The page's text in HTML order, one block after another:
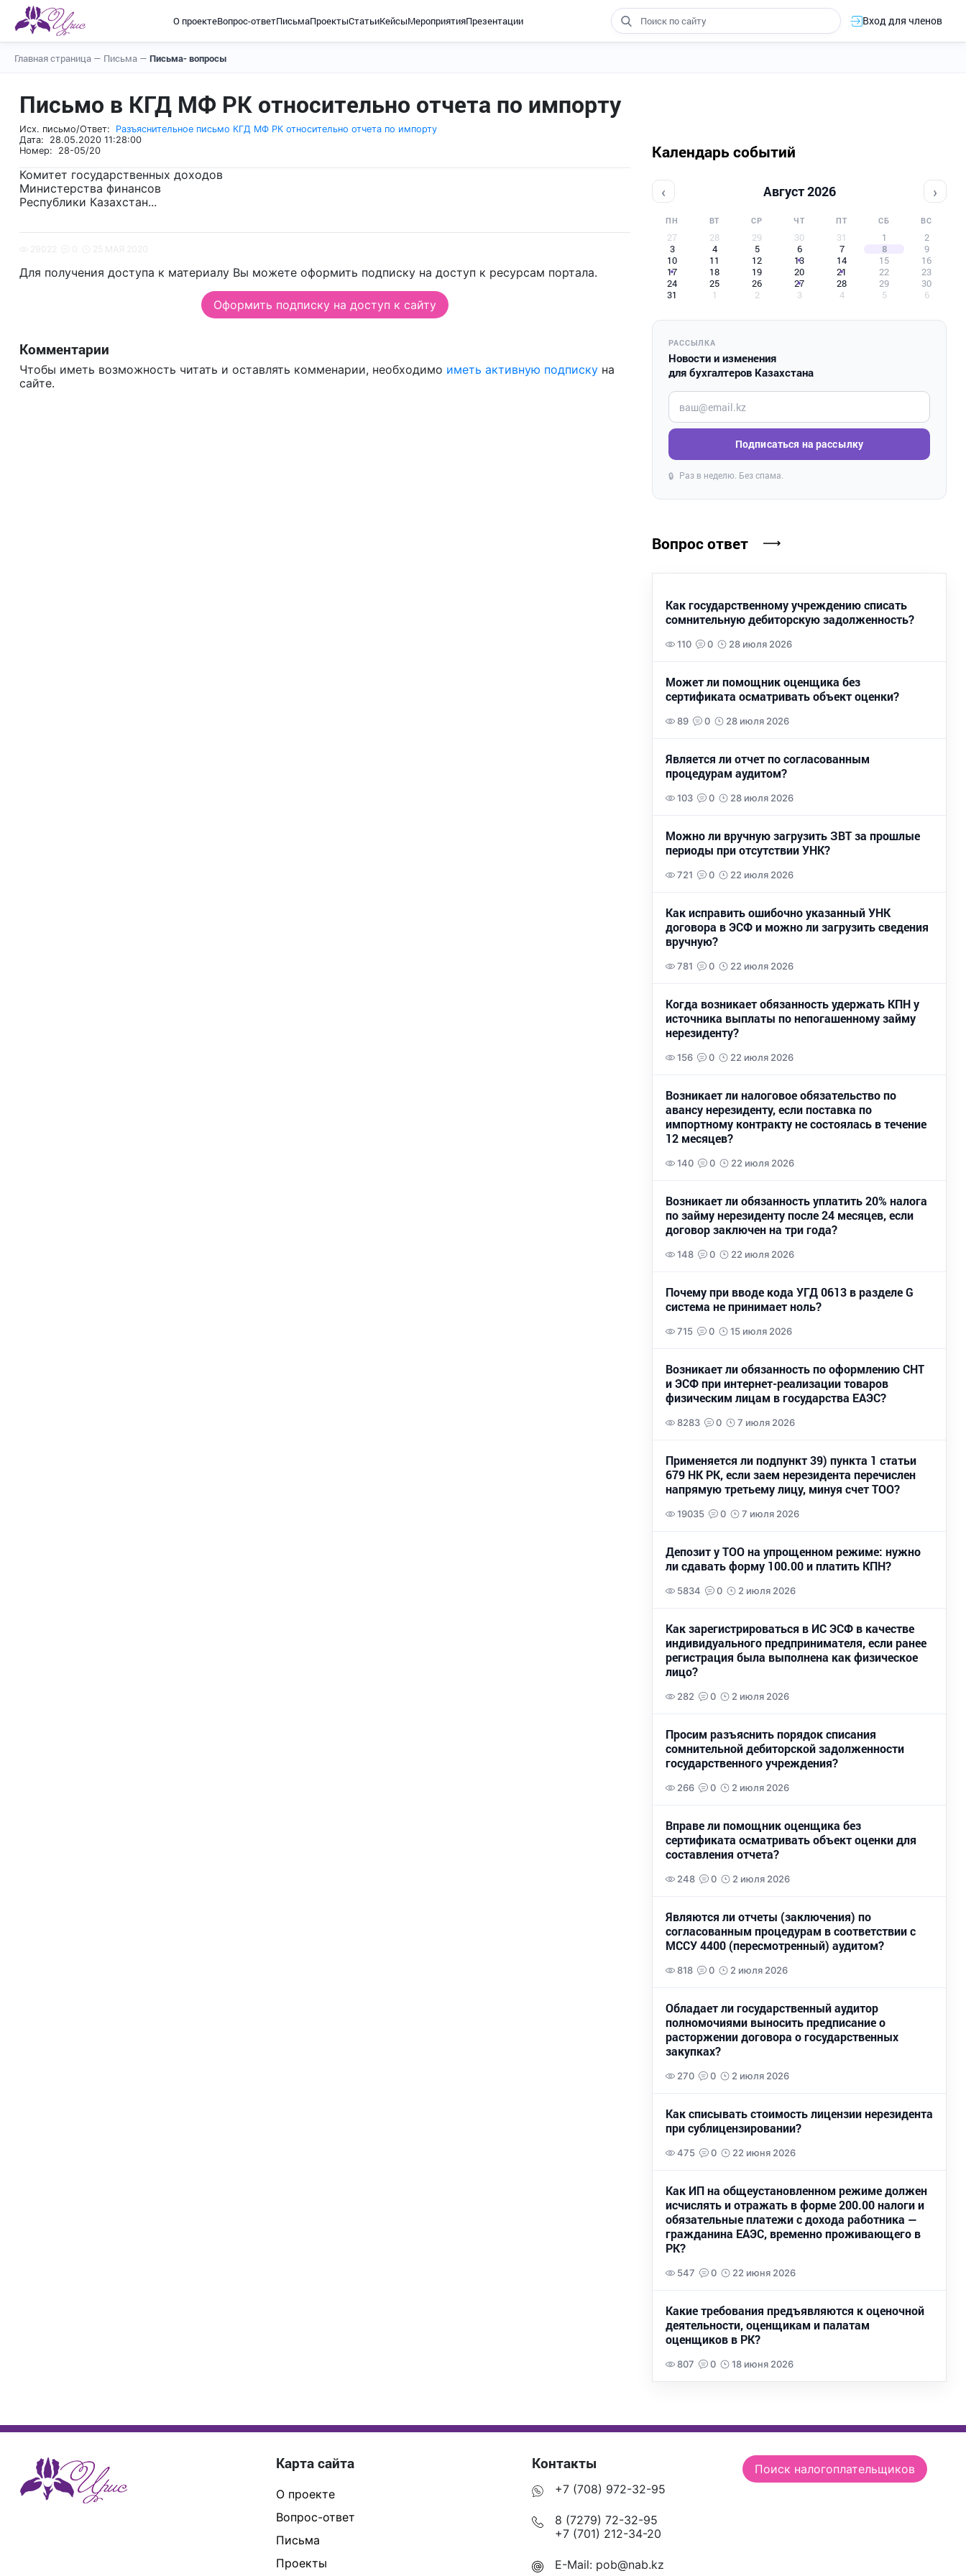
О проектеВопрос-ответПисьмаПроектыСтатьиКейсыМероприятияПрезентации Вход для членов
Главная страница — Письма — Письма- вопросы
Письмо в КГД МФ РК относительно отчета по импорту
Исх. письмо/Ответ: Разъяснительное письмо КГД МФ РК относительно отчета по импорту
Дата: 28.05.2020 11:28:00
Номер: 28-05/20
Комитет государственных доходов
Министерства финансов
Республики Казахстан...
Для получения доступа к материалу Вы можете оформить подписку на доступ к ресурсам портала.
Оформить подписку на доступ к сайту
Комментарии
Чтобы иметь возможность читать и оставлять комменарии, необходимо иметь активную подписку на
сайте.
Календарь событий
‹ Август 2026 ›
ПН ВТ СР ЧТ ПТ СБ ВС
27 28 29 30 31 1
2
3
4 5 6 7 8
9
10
11 12 13 14 15
16
17
18 19 20 21 22
23
24
25 26 27 28 29
30
31
1 2 3 4 5 6
РАССЫЛКА
Новости и изменения
для бухгалтеров Казахстана
Введите ваш e-mail
Подписаться на рассылку
🔒 Раз в неделю. Без спама.
Вопрос ответ
Как государственному учреждению списать
сомнительную дебиторскую задолженность?
110 0 28 июля 2026
Может ли помощник оценщика без
сертификата осматривать объект оценки?
89 0 28 июля 2026
Является ли отчет по согласованным
процедурам аудитом?
103 0 28 июля 2026
Можно ли вручную загрузить ЗВТ за прошлые
периоды при отсутствии УНК?
721 0 22 июля 2026
Как исправить ошибочно указанный УНК
договора в ЭСФ и можно ли загрузить сведения
вручную?
781 0 22 июля 2026
Когда возникает обязанность удержать КПН у
источника выплаты по непогашенному займу
нерезиденту?
156 0 22 июля 2026
Возникает ли налоговое обязательство по
авансу нерезиденту, если поставка по
импортному контракту не состоялась в течение
12 месяцев?
140 0 22 июля 2026
Возникает ли обязанность уплатить 20% налога
по займу нерезиденту после 24 месяцев, если
договор заключен на три года?
148 0 22 июля 2026
Почему при вводе кода УГД 0613 в разделе G
система не принимает ноль?
715 0 15 июля 2026
Возникает ли обязанность по оформлению СНТ
и ЭСФ при интернет-реализации товаров
физическим лицам в государства ЕАЭС?
8283 0 7 июля 2026
Применяется ли подпункт 39) пункта 1 статьи
679 НК РК, если заем нерезидента перечислен
напрямую третьему лицу, минуя счет ТОО?
19035 0 7 июля 2026
Депозит у ТОО на упрощенном режиме: нужно
ли сдавать форму 100.00 и платить КПН?
5834 0 2 июля 2026
Как зарегистрироваться в ИС ЭСФ в качестве
индивидуального предпринимателя, если ранее
регистрация была выполнена как физическое
лицо?
282 0 2 июля 2026
Просим разъяснить порядок списания
сомнительной дебиторской задолженности
государственного учреждения?
266 0 2 июля 2026
Вправе ли помощник оценщика без
сертификата осматривать объект оценки для
составления отчета?
248 0 2 июля 2026
Являются ли отчеты (заключения) по
согласованным процедурам в соответствии с
МССУ 4400 (пересмотренный) аудитом?
818 0 2 июля 2026
Обладает ли государственный аудитор
полномочиями выносить предписание о
расторжении договора о государственных
закупках?
270 0 2 июля 2026
Как списывать стоимость лицензии нерезидента
при сублицензировании?
475 0 22 июня 2026
Как ИП на общеустановленном режиме должен
исчислять и отражать в форме 200.00 налоги и
обязательные платежи с дохода работника —
гражданина ЕАЭС, временно проживающего в
РК?
547 0 22 июня 2026
Какие требования предъявляются к оценочной
деятельности, оценщикам и палатам
оценщиков в РК?
807 0 18 июня 2026
Карта сайта
О проекте
Вопрос-ответ
Письма
Проекты
Контакты
+7 (708) 972-32-95
8 (7279) 72-32-95
+7 (701) 212-34-20
E-Mail: pob@nab.kz
Поиск налогоплательщиков